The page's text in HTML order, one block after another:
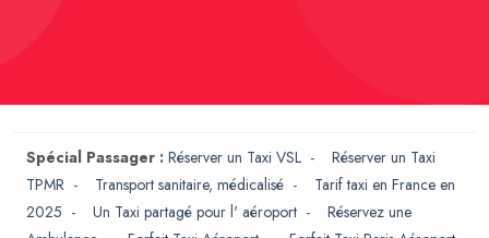
Spécial Passager : Réserver un Taxi VSL - Réserver un Taxi
TPMR - Transport sanitaire, médicalisé - Tarif taxi en France en
2025 - Un Taxi partagé pour l' aéroport - Réservez une